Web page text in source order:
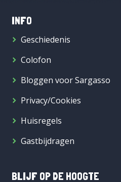
INFO
Geschiedenis
Colofon
Bloggen voor Sargasso
Privacy/Cookies
Huisregels
Gastbijdragen
BLIJF OP DE HOOGTE